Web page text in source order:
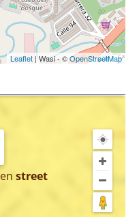
Leaflet | Wasi - ©OpenStreetMap
en street